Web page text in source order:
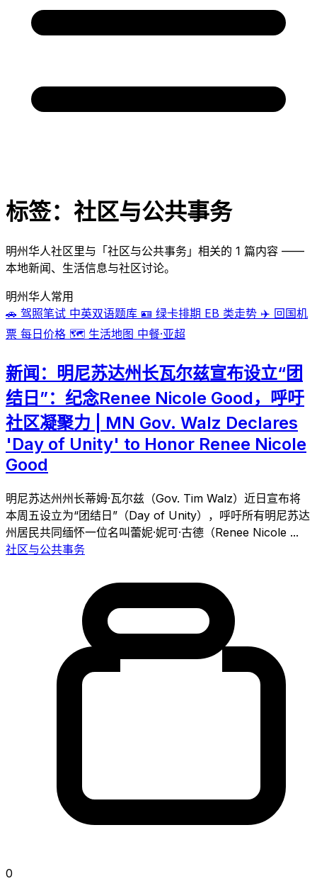
标签：社区与公共事务
明州华人社区里与「社区与公共事务」相关的 1 篇内容 ——
本地新闻、生活信息与社区讨论。
明州华人常用
🚗 驾照笔试 中英双语题库 🪪 绿卡排期 EB 类走势 ✈️ 回国机
票 每日价格 🗺️ 生活地图 中餐·亚超
新闻：明尼苏达州长瓦尔兹宣布设立“团
结日”：纪念Renee Nicole Good，呼吁
社区凝聚力 | MN Gov. Walz Declares
'Day of Unity' to Honor Renee Nicole
Good
明尼苏达州州长蒂姆·瓦尔兹（Gov. Tim Walz）近日宣布将
本周五设立为“团结日”（Day of Unity），呼吁所有明尼苏达
州居民共同缅怀一位名叫蕾妮·妮可·古德（Renee Nicole ...
社区与公共事务
0